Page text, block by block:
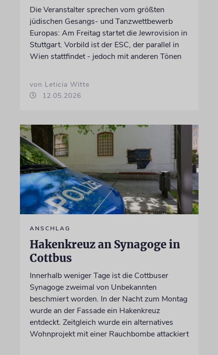
Die Veranstalter sprechen vom größten
jüdischen Gesangs- und Tanzwettbewerb
Europas: Am Freitag startet die Jewrovision in
Stuttgart. Vorbild ist der ESC, der parallel in
Wien stattfindet - jedoch mit anderen Tönen
von Leticia Witte
12.05.2026
ANSCHLAG
Hakenkreuz an Synagoge in
Cottbus
Innerhalb weniger Tage ist die Cottbuser
Synagoge zweimal von Unbekannten
beschmiert worden. In der Nacht zum Montag
wurde an der Fassade ein Hakenkreuz
entdeckt. Zeitgleich wurde ein alternatives
Wohnprojekt mit einer Rauchbombe attackiert